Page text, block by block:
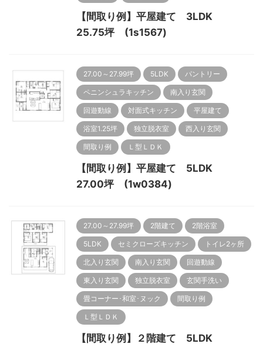
【間取り例】平屋建て 3LDK
25.75坪 (1s1567)
27.00～27.99坪 5LDK パントリー
ペニンシュラキッチン 南入り玄関
回遊動線 対面式キッチン 平屋建て
浴室1.25坪 独立脱衣室 西入り玄関
間取り例 Ｌ型ＬＤＫ
【間取り例】平屋建て 5LDK
27.00坪 (1w0384)
27.00～27.99坪 2階建て 2階浴室
5LDK セミクローズキッチン トイレ2ヶ所
北入り玄関 南入り玄関 回遊動線
東入り玄関 独立脱衣室 玄関手洗い
畳コーナー･和室･ヌック 間取り例
Ｌ型ＬＤＫ
【間取り例】２階建て 5LDK